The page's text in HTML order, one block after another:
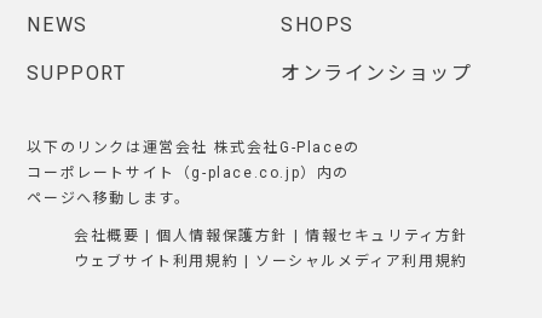
NEWS SHOPS
SUPPORT オンラインショップ
以下のリンクは運営会社 株式会社G-Placeの
コーポレートサイト（g-place.co.jp）内の
ページへ移動します。
会社概要 |個人情報保護方針 | 情報セキュリティ方針
ウェブサイト利用規約 | ソーシャルメディア利用規約